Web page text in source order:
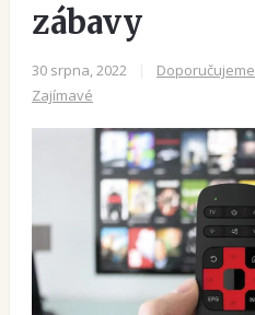
zábavy
30 srpna, 2022 Doporučujeme
Zajímavé